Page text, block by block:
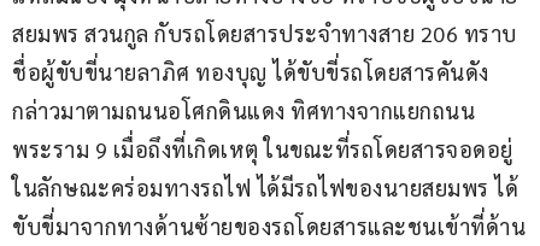
สยมพร สวนกูล กับรถโดยสารประจำทางสาย 206 ทราบ
ชื่อผู้ขับขี่นายลาภิศ ทองบุญ ได้ขับขี่รถโดยสารคันดัง
กล่าวมาตามถนนอโศกดินแดง ทิศทางจากแยกถนน
พระราม 9 เมื่อถึงที่เกิดเหตุ ในขณะที่รถโดยสารจอดอยู่
ในลักษณะคร่อมทางรถไฟ ได้มีรถไฟของนายสยมพร ได้
ขับขี่มาจากทางด้านซ้ายของรถโดยสารและชนเข้าที่ด้าน